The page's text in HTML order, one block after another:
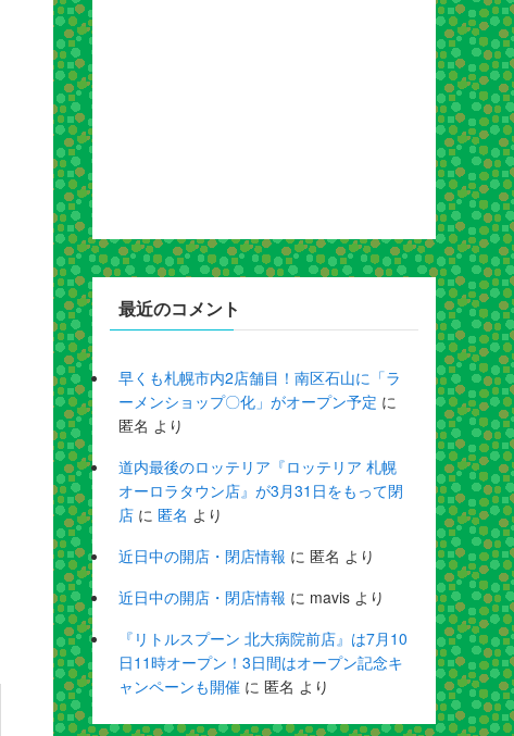
最近のコメント
早くも札幌市内2店舗目！南区石山に「ラ
ーメンショップ〇化」がオープン予定 に
匿名 より
道内最後のロッテリア『ロッテリア 札幌
オーロラタウン店』が3月31日をもって閉
店 に 匿名 より
近日中の開店・閉店情報 に 匿名 より
近日中の開店・閉店情報 に mavis より
『リトルスプーン 北大病院前店』は7月10
日11時オープン！3日間はオープン記念キ
ャンペーンも開催 に 匿名 より